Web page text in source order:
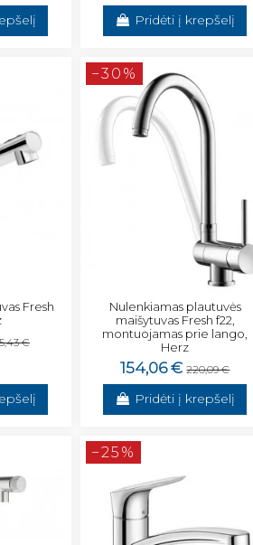
Pridėti į krepšelį
Fresh
€
−30%
Nulenkiamas plautuvės
maišytuvas Fresh f22,
montuojamas prie lango,
Herz
154,06 € 220,09 €
Pridėti į krepšelį
−25%